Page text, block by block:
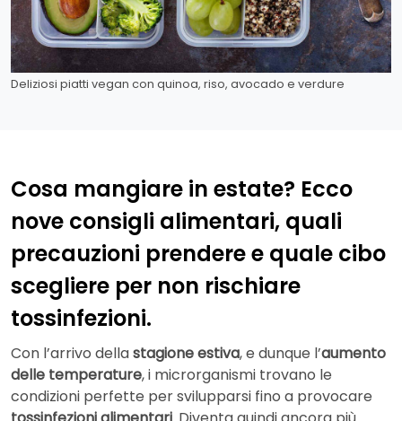
Deliziosi piatti vegan con quinoa, riso, avocado e verdure
Cosa mangiare in estate? Ecco
nove consigli alimentari, quali
precauzioni prendere e quale cibo
scegliere per non rischiare
tossinfezioni.
Con l’arrivo dellastagione estiva, e dunque l’aumento
delle temperature, i microrganismi trovano le
condizioni perfette per svilupparsi fino a provocare